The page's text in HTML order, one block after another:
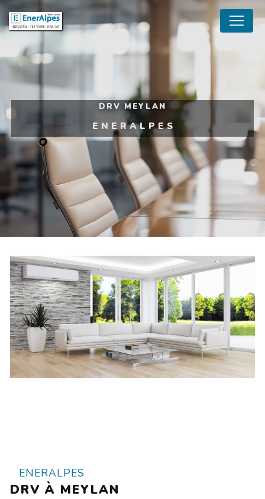
DRV MEYLAN
ENERALPES
ENERALPES
DRV À MEYLAN
Panneau de gestion des cookies